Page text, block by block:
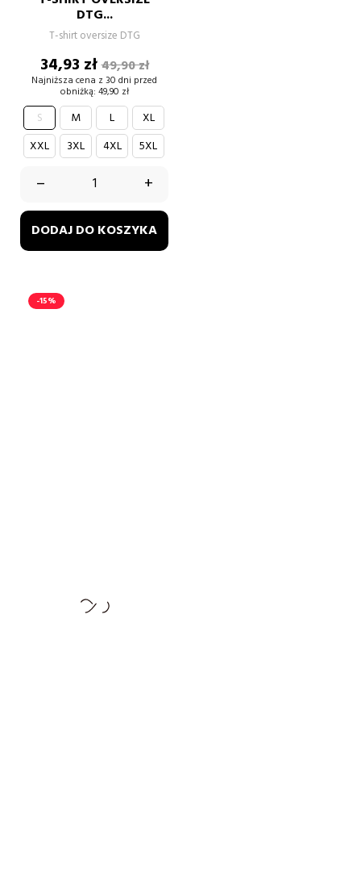
DTG...
T-shirt oversize DTG
Cena
34,93 złCena
podstawowa
49,90 zł
Najniższa cena z 30 dni przed
obniżką: 49,90 zł
S M L
XL
XXL
3XL 4XL 5XL
– +
DODAJ DO KOSZYKA
-15%